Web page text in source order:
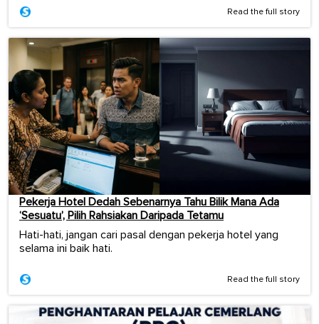
Read the full story
Pekerja Hotel Dedah Sebenarnya Tahu Bilik Mana Ada
‘Sesuatu’, Pilih Rahsiakan Daripada Tetamu
Hati-hati, jangan cari pasal dengan pekerja hotel yang
selama ini baik hati.
Read the full story